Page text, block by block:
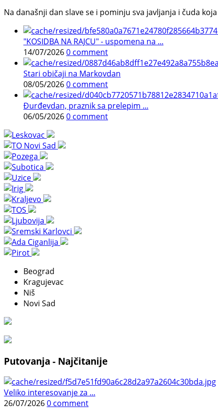
Na današnji dan slave se i pominju sva javljanja i čuda
"KOSIDBA NA RAJCU" - uspomena na ...
14/07/20260 comment
Stari običaji na Markovdan
08/05/20260 comment
Đurđevdan, praznik sa prelepim ...
06/05/20260 comment
Beograd
Kragujevac
Niš
Novi Sad
Putovanja - Najčitanije
Veliko interesovanje za ...
26/07/20260 comment